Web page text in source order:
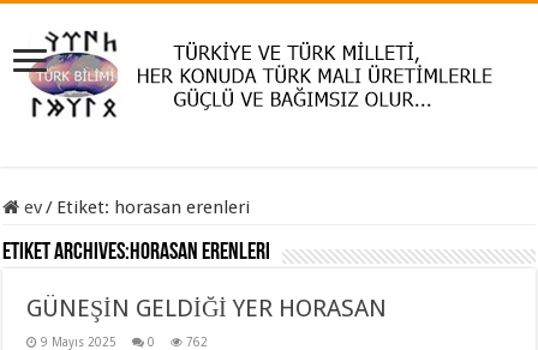
ev/ Etiket: horasan erenleri
Etiket Archives:horasan erenleri
GÜNEŞİN GELDİĞİ YER HORASAN
9 Mayıs 2025 0 762